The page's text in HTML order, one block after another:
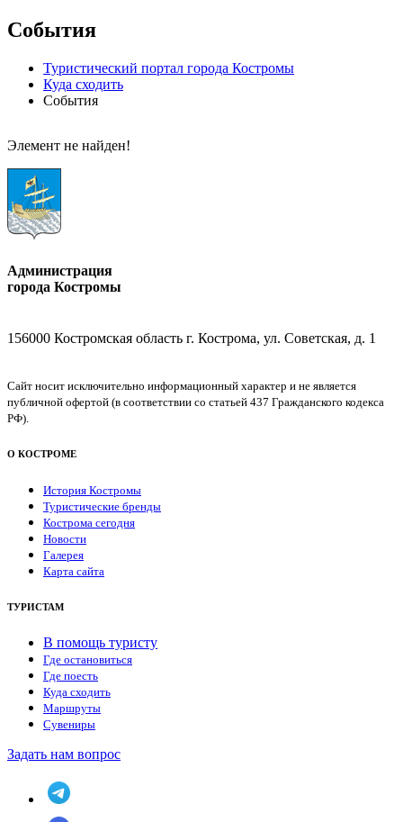
События
Туристический портал города Костромы
Куда сходить
События
Элемент не найден!
Администрация
города Костромы
156000 Костромская область г. Кострома, ул. Советская, д. 1
Сайт носит исключительно информационный характер и не является
публичной офертой (в соответствии со статьей 437 Гражданского кодекса
РФ).
О КОСТРОМЕ
История Костромы
Туристические бренды
Кострома сегодня
Новости
Галерея
Карта сайта
ТУРИСТАМ
В помощь туристу
Где остановиться
Где поесть
Куда сходить
Маршруты
Сувениры
Задать нам вопрос